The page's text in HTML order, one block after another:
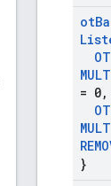
ot
OT
= 0,
OT
}